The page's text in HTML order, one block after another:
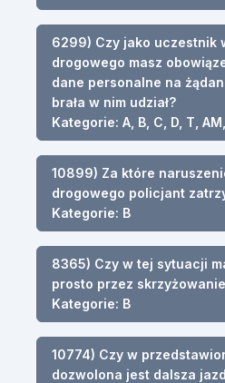
6299) Czy jako uczestnik
drogowego masz
dane personalne na
brała w nim udział?
Kategorie: A, B, C, D, T, AM,
10899) Za które
drogowego policjant
Kategorie: B
8365) Czy w tej sytuacji
prosto przez
Kategorie: B
10774) Czy w
dozwolona jest dalsza